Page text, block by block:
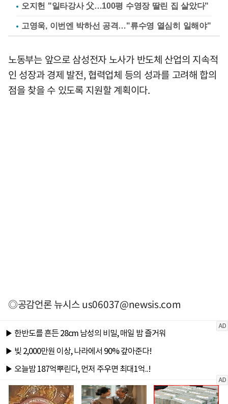
오지헌 "일타강사 父…100평 수영장 딸린 집 살았다"
고영욱, 이번엔 박하선 공격…"류수영 열심히 일해야"
노동부는 앞으로 삼성전자 노사가 반도체 산업의 지속적
인 성장과 경제 발전, 협력업체 등의 성과를 고려해 합의
점을 찾을 수 있도록 지원할 계획이다.
◎공감언론 뉴시스us06037@newsis.com